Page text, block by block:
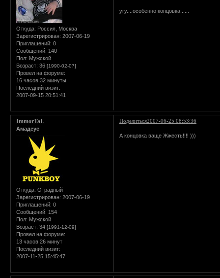
Откуда: Россия, Москва
Зарегистрирован: 2007-06-19
Приглашений: 0
Сообщений: 140
Пол: Мужской
Возраст: 36 [1990-02-07]
Провел на форуме:
16 часов 32 минуты
Последний визит:
2007-09-15 20:51:41
угу....особенно концовка......
Поделиться2007-06-25 08:53:36
ImmorTaL
Амадеус
Откуда: Отрадный
Зарегистрирован: 2007-06-19
Приглашений: 0
Сообщений: 154
Пол: Мужской
Возраст: 34 [1991-12-09]
Провел на форуме:
13 часов 26 минут
Последний визит:
2007-11-25 15:45:47
А концовка ваще Жжесть!!!! )))